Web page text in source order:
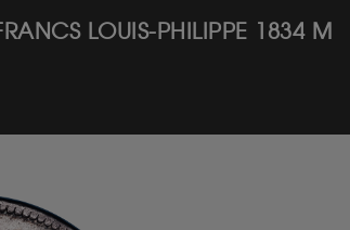
LOUIS-PHILIPPE 1834 M